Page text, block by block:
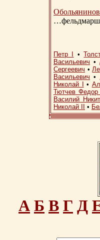
Петр I •
Васильевич •
Сергеевич •
Васильевич •
Николай I
•
Тютчев Федор
Василий
Николай II
•
А Б В Г Д